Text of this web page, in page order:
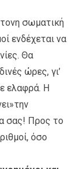
σωματική
ενδέχεται να
Θα
ώρες, γι’
ελαφρά. Η
σας! Προς το
όσο